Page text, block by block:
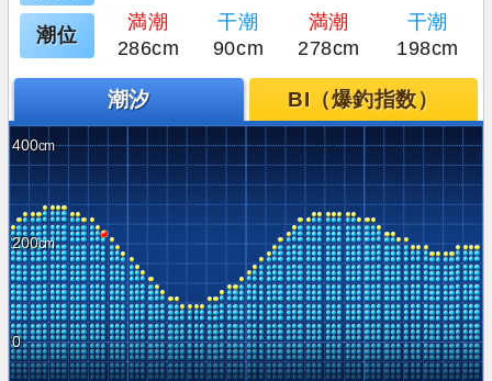
潮位
満潮 干潮 満潮
干潮
286cm
90cm 278cm 198cm
潮汐 BI（爆釣指数）
400
200
0